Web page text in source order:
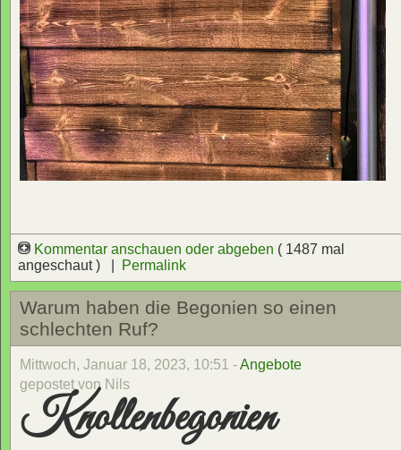
Kommentar anschauen oder abgeben ( 1487 mal
angeschaut ) |
Permalink
Warum haben die Begonien so einen
schlechten Ruf?
Mittwoch, Januar 18, 2023, 10:51 -Angebote
gepostet von Nils
Knollenbegonien